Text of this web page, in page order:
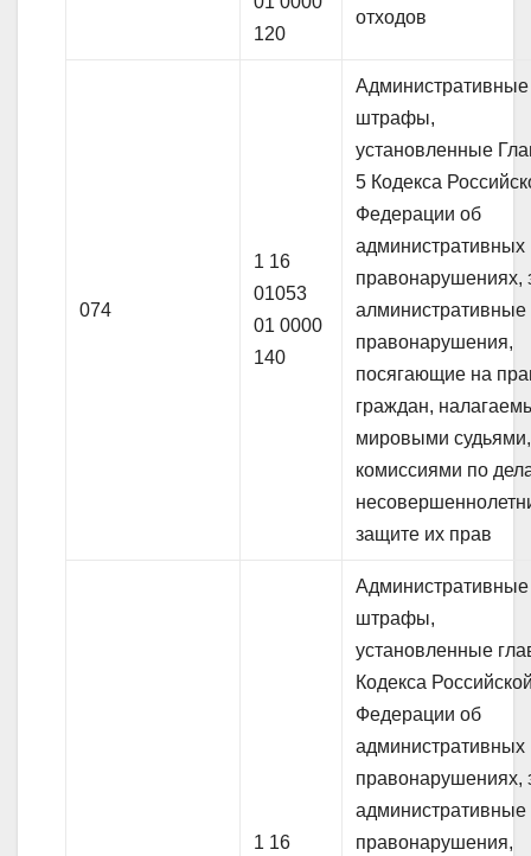
120
отходов
074
1 16
01053
01 0000
140
Административные
штрафы,
установленные
5 Кодекса
Федерации об
административных
правонарушениях,
алминистративные
правонарушения,
посягающие на
граждан,
мировыми судьями,
комиссиями по
защите их прав
1 16
Административные
штрафы,
установленные
Кодекса
Федерации об
административных
правонарушениях,
административные
правонарушения,